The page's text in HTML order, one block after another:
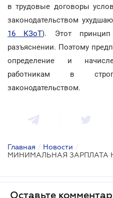
в трудовые договоры
законодательством
16 КЗоТ). Этот
разъяснении. Поэтому
определение и
работникам в
законодательством.
Главная / Новости /
МИНИМАЛЬНАЯ ЗАРПЛАТА
Оставьте